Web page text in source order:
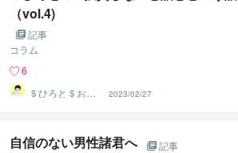
（vol.4)
記事
コラム
6
＄ひろと＄お金
に愛されるマネ
ーサポーター
2023/02/27
自信のない男性諸君へ
記事